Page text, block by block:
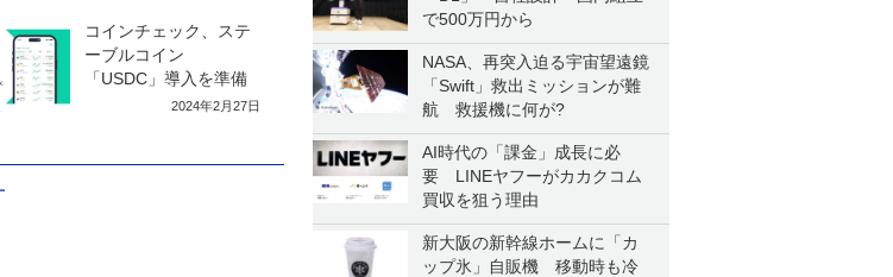
で500万円から
NASA、再突入迫る宇宙望遠鏡
「Swift」救出ミッションが難
航 救援機に何が?
AI時代の「課金」成長に必
要 LINEヤフーがカカクコム
買収を狙う理由
新大阪の新幹線ホームに「カ
ップ氷」自販機 移動時も冷
コインチェック、ステ
ーブルコイン
「USDC」導入を準備
2024年2月27日